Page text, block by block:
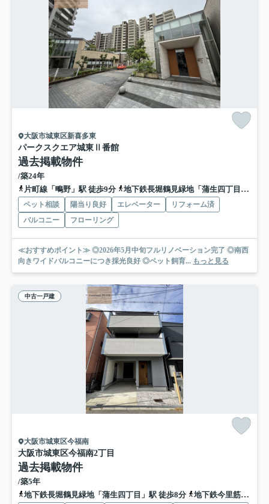
大阪市城東区新喜多東
パークスクエア城東Ⅱ番館
過去掲載物件
/築24年
片町線「鴫野」駅 徒歩9分
地下鉄長堀鶴見緑地「蒲生四丁目」駅 徒歩16分
ペット相談 陽当り良好 エレベーター
リフォーム済
バルコニー
フローリング
≪おすすめポイント≫ ◎2026年5月中旬フルリノベーション完了 ◎南西
向きワイドバルコニーにつき採光良好 ◎ペット飼育... もっと見る
中古一戸建
大阪市城東区今福南
大阪市城東区今福南2丁目
過去掲載物件
/築5年
地下鉄長堀鶴見緑地「蒲生四丁目」駅 徒歩8分
地下鉄今里筋線「蒲生四丁目」駅 徒歩8分